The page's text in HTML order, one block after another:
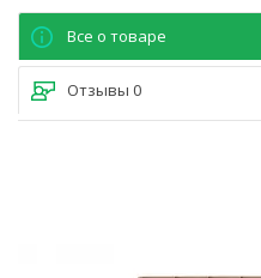
Все о товаре
Отзывы 0